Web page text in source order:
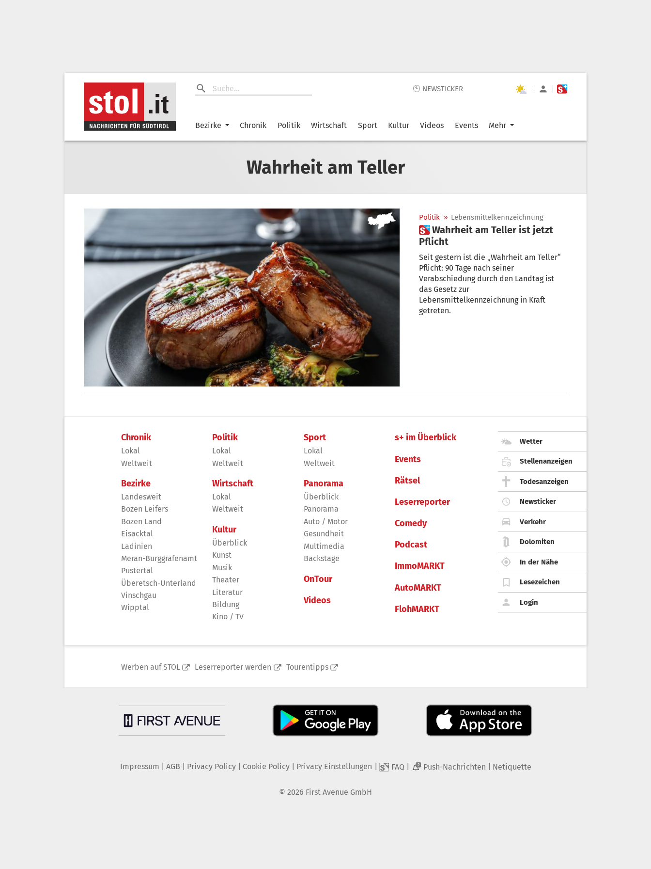
🕙 NEWSTICKER | |
Bezirke Chronik Politik Wirtschaft Sport Kultur Videos Events Mehr
Wahrheit am Teller
Politik » Lebensmittelkennzeichnung
 Wahrheit am Teller ist jetzt
Pflicht
Seit gestern ist die „Wahrheit am Teller“
Pflicht: 90 Tage nach seiner
Verabschiedung durch den Landtag ist
das Gesetz zur
Lebensmittelkennzeichnung in Kraft
getreten.
Chronik
Lokal
Weltweit
Bezirke
Landesweit
Bozen Leifers
Bozen Land
Eisacktal
Ladinien
Meran-Burggrafenamt
Pustertal
Überetsch-Unterland
Vinschgau
Wipptal
Politik
Lokal
Weltweit
Wirtschaft
Lokal
Weltweit
Kultur
Überblick
Kunst
Musik
Theater
Literatur
Bildung
Kino / TV
Sport
Lokal
Weltweit
Panorama
Überblick
Panorama
Auto / Motor
Gesundheit
Multimedia
Backstage
OnTour
Videos
s+ im Überblick
Events
Rätsel
Leserreporter
Comedy
Podcast
ImmoMARKT
AutoMARKT
FlohMARKT
Wetter
Stellenanzeigen
Todesanzeigen
Newsticker
Verkehr
Dolomiten
In der Nähe
Lesezeichen
Login
Werben auf STOL Leserreporter werden Tourentipps
Impressum AGB Privacy Policy| Cookie Policy| Privacy Einstellungen FAQ 2 Push-Nachrichten Netiquette
© 2026 First Avenue GmbH